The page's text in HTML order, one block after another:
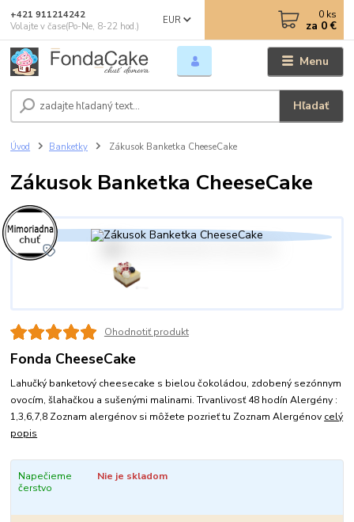
Menu
EUR
Hľadať
+421 911214242
Volajte v čase(Po-Ne, 8-22 hod.)
0 ks
za 0 €
Úvod Banketky Zákusok Banketka CheeseCake
Zákusok Banketka CheeseCake
Ohodnotiť produkt
Fonda CheeseCake
Lahučký banketový cheesecake s bielou čokoládou, zdobený sezónnym
ovocím, šlahačkou a sušenými malinami. Trvanlivosť 48 hodín Alergény :
1,3,6,7,8 Zoznam alergénov si môžete pozrieť tu Zoznam Alergénov celý
popis
Napečieme
čerstvo
Nie je skladom